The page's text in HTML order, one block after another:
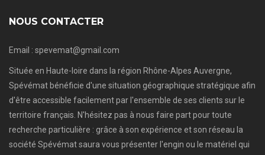
NOUS CONTACTER
Email : spevemat@gmail.com
Située en Haute-loire dans la région Rhône-Alpes Auvergne,
Spévémat bénéficie d'une situation géographique stratégique afin
d'être accessible facilement par l'ensemble de ses clients sur le
territoire français. N'hésitez pas à nous faire part pour toute
recherche particulière : grâce à son expérience et son réseau la
société Spévémat saura vous présenter l'engin ou le matériel qui